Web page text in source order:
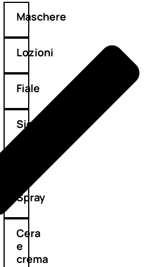
Maschere
Lozioni
Fiale
Sieri
e
Spray
Cera
e
crema